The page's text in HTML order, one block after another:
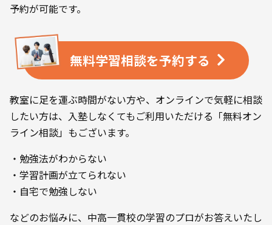
予約が可能です。
無料学習相談を予約する
教室に足を運ぶ時間がない方や、オンラインで気軽に相談
したい方は、入塾しなくてもご利用いただける「無料オン
ライン相談」もございます。
・勉強法がわからない
・学習計画が立てられない
・自宅で勉強しない
などのお悩みに、中高一貫校の学習のプロがお答えいたし